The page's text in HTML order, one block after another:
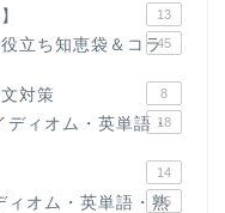
13
立ち知恵袋＆コラ45
対策 8
ディオム・英単語・
18
14
ィオム・英単語・熟
15